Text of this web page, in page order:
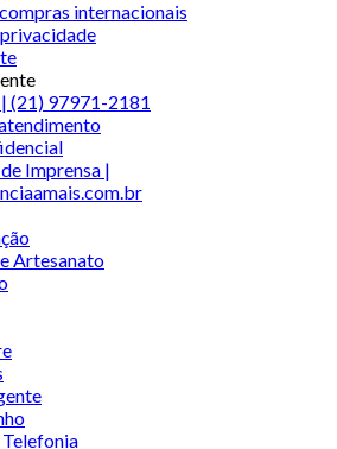
internacionais
(21) 97971-2181
Imprensa |
Artesanato